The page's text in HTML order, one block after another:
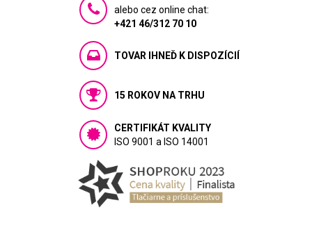
alebo cez online chat:
+421 46/312 70 10
TOVAR IHNEĎ K DISPOZÍCIÍ
15 ROKOV NA TRHU
CERTIFIKÁT KVALITY
ISO 9001 a ISO 14001